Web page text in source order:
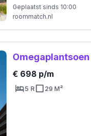
Geplaatst sinds 10:00
roommatch.nl
€ 698 p/m
5 R 29 M²